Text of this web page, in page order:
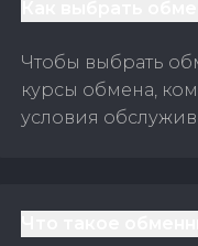
Чтобы выбрать
курсы обмена,
условия